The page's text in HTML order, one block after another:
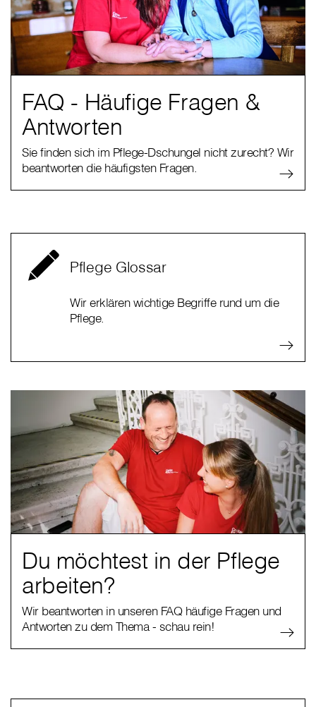
FAQ - Häufige Fragen &
Antworten
Sie finden sich im Pflege-Dschungel nicht zurecht? Wir
beantworten die häufigsten Fragen.
Pflege Glossar
Wir erklären wichtige Begriffe rund um die
Pflege.
Du möchtest in der Pflege
arbeiten?
Wir beantworten in unseren FAQ häufige Fragen und
Antworten zu dem Thema - schau rein!